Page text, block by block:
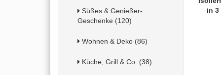
Süßes & Genießer-
Geschenke (120)
Wohnen & Deko (86)
Küche, Grill & Co. (38)
in 3